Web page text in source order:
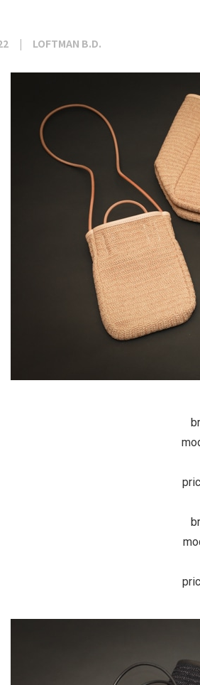
LOFTMAN B.D.